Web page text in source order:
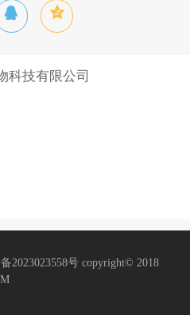
科技有限公司
2023023558号 copyright© 2018